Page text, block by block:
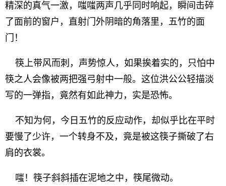
精深的真气一激，嗤嗤两声几乎同时响起，瞬间击碎
了面前的窗户，直射门外阴暗的角落里，五竹的面
门！
筷上带风而刺，声势惊人，如果挨着实的，只怕中
筷之人会像被两把强弓射中一般。这位洪公公轻描淡
写的一弹指，竟然有如此神力，实是恐怖。
不知为何，今日五竹的反应动作，却似乎比在平时
要慢了少许，一个转身不及，竟是被这筷子撕破了右
肩的衣裳。
嗤！筷子斜斜插在泥地之中，筷尾微动。